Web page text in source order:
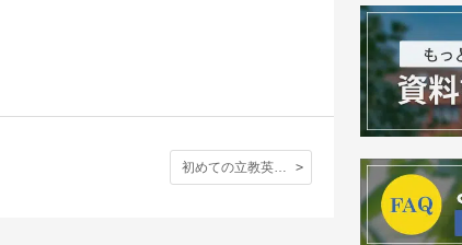
初めての立教英国学院での生活